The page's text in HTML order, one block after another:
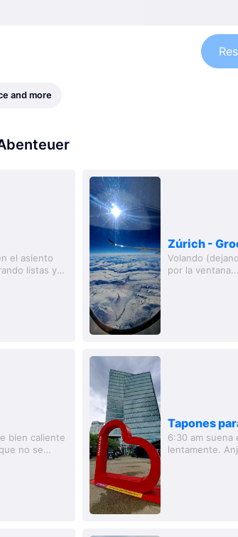
and more
el asiento
listas y
Zúrich -
Volando
por la
bien caliente
no se
Tapones
6:30 am suena
lentamente.